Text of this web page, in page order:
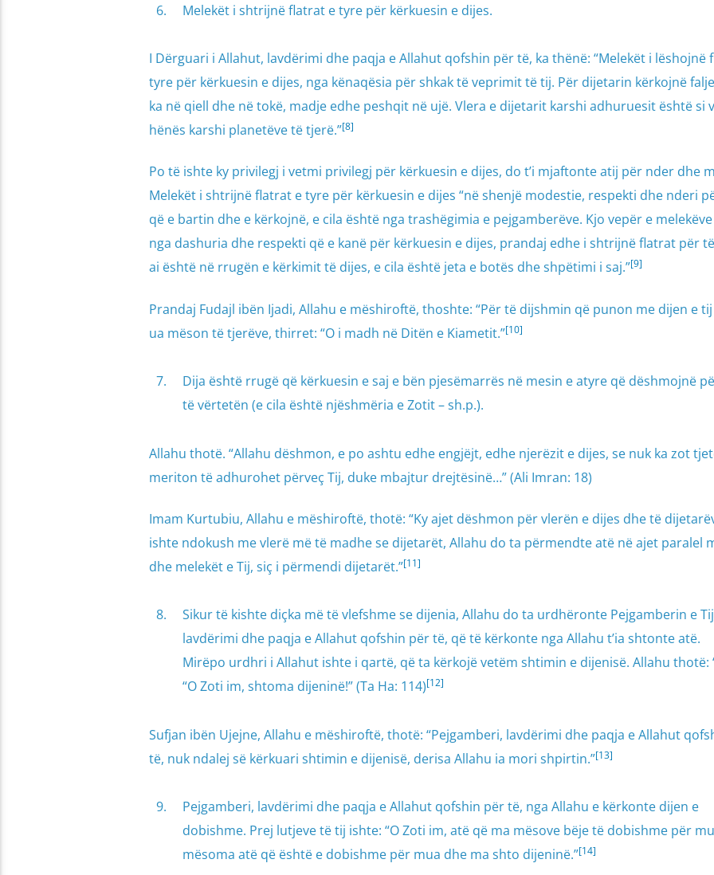
Melekët i shtrijnë flatrat e tyre për kërkuesin e dijes.
I Dërguari i Allahut, lavdërimi dhe paqja e Allahut qofshin për të, ka thënë: “Melekët i lëshojnë
tyre për kërkuesin e dijes, nga kënaqësia për shkak të veprimit të tij. Për dijetarin kërkojnë
ka në qiell dhe në tokë, madje edhe peshqit në ujë. Vlera e dijetarit karshi adhuruesit është si
hënës karshi planetëve të tjerë.”[8]
Po të ishte ky privilegj i vetmi privilegj për kërkuesin e dijes, do t’i mjaftonte atij për nder dhe
Melekët i shtrijnë flatrat e tyre për kërkuesin e dijes “në shenjë modestie, respekti dhe nderi
që e bartin dhe e kërkojnë, e cila është nga trashëgimia e pejgamberëve. Kjo vepër e
nga dashuria dhe respekti që e kanë për kërkuesin e dijes, prandaj edhe i shtrijnë flatrat për
ai është në rrugën e kërkimit të dijes, e cila është jeta e botës dhe shpëtimi i saj.”[9]
Prandaj Fudajl ibën Ijadi, Allahu e mëshiroftë, thoshte: “Për të dijshmin që punon me dijen e
ua mëson të tjerëve, thirret: “O i madh në Ditën e Kiametit.”[10]
Dija është rrugë që kërkuesin e saj e bën pjesëmarrës në mesin e atyre që dëshmojnë
të vërtetën (e cila është njëshmëria e Zotit – sh.p.).
Allahu thotë. “Allahu dëshmon, e po ashtu edhe engjëjt, edhe njerëzit e dijes, se nuk ka zot
meriton të adhurohet përveç Tij, duke mbajtur drejtësinë…” (Ali Imran: 18)
Imam Kurtubiu, Allahu e mëshiroftë, thotë: “Ky ajet dëshmon për vlerën e dijes dhe të
ishte ndokush me vlerë më të madhe se dijetarët, Allahu do ta përmendte atë në ajet paralel
dhe melekët e Tij, siç i përmendi dijetarët.”[11]
Sikur të kishte diçka më të vlefshme se dijenia, Allahu do ta urdhëronte Pejgamberin e
lavdërimi dhe paqja e Allahut qofshin për të, që të kërkonte nga Allahu t’ia shtonte atë.
Mirëpo urdhri i Allahut ishte i qartë, që ta kërkojë vetëm shtimin e dijenisë. Allahu thotë:
“O Zoti im, shtoma dijeninë!” (Ta Ha: 114)[12]
Sufjan ibën Ujejne, Allahu e mëshiroftë, thotë: “Pejgamberi, lavdërimi dhe paqja e Allahut
të, nuk ndalej së kërkuari shtimin e dijenisë, derisa Allahu ia mori shpirtin.”[13]
Pejgamberi, lavdërimi dhe paqja e Allahut qofshin për të, nga Allahu e kërkonte dijen e
dobishme. Prej lutjeve të tij ishte: “O Zoti im, atë që ma mësove bëje të dobishme për
mësoma atë që është e dobishme për mua dhe ma shto dijeninë.”[14]